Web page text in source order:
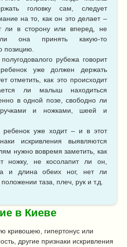
головку сам, следует
на то, как он это делает –
ли в сторону или вперед, не
она принять какую-то
позицию.
рубежа говорит
уже должен держать
отметить, как это происходит
ли малыш находиться
в одной позе, свободно ли
и ножками, шеей и
ребенок уже ходит – и в этот
искривления выявляются
нужно вовремя заметить, как
ножку, не косолапит ли он,
и длина обеих ног, нет ли
таза, плеч, рук и т.д.
в Киеве
кривошею, гипертонус или
другие признаки искривления